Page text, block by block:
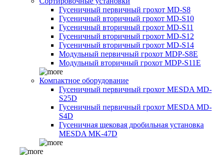
Гусеничный первичный грохот MD-S8
Гусеничный вторичный грохот MD-S10
Гусеничный вторичный грохот MD-S11
Гусеничный вторичный грохот MD-S12
Гусеничный вторичный грохот MD-S14
Модульный первичный грохот MDP-S8E
Модульный вторичный грохот MDP-S11E
Компактное оборудование
Гусеничный первичный грохот MESDA MD-
S25D
Гусеничный первичный грохот MESDA MD-
S4D
Гусеничная щековая дробильная установка
MESDA MK-47D